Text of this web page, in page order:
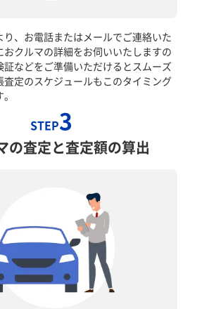
り、お電話またはメールでご連絡いた
おクルマの詳細をお伺いいたしますの
証などをご準備いただけるとスムーズ
査定のスケジュールもこのタイミング
STEP3
の査定と査定額の算出